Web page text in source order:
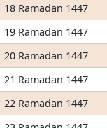
18 Ramadan 1447
19 Ramadan 1447
20 Ramadan 1447
21 Ramadan 1447
22 Ramadan 1447